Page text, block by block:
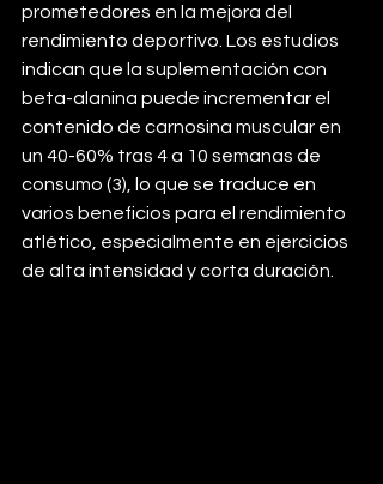
prometedores en la mejora del
rendimiento deportivo. Los estudios
indican que la suplementación con
beta-alanina puede incrementar el
contenido de carnosina muscular en
un 40-60% tras 4 a 10 semanas de
consumo (3), lo que se traduce en
varios beneficios para el rendimiento
atlético, especialmente en ejercicios
de alta intensidad y corta duración.